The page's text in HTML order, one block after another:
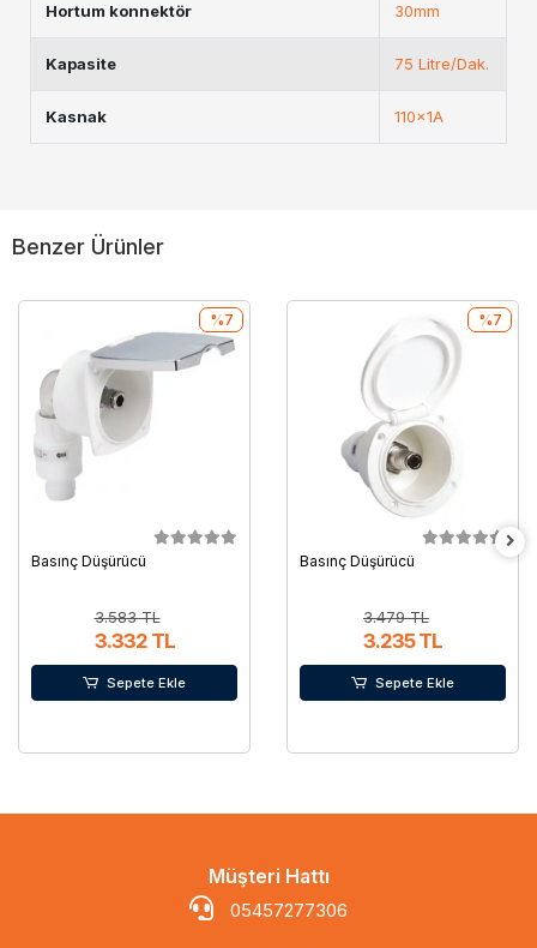
Hortum konnektör 30mm
Kapasite 75 Litre/Dak.
Kasnak 110x1A
Benzer Ürünler
Basınç Düşürücü
3.583 TL
3.332 TL
%7
Sepete Ekle
Basınç Düşürücü
3.479 TL
3.235 TL
%7
Sepete Ekle
Müşteri Hattı
05457277306